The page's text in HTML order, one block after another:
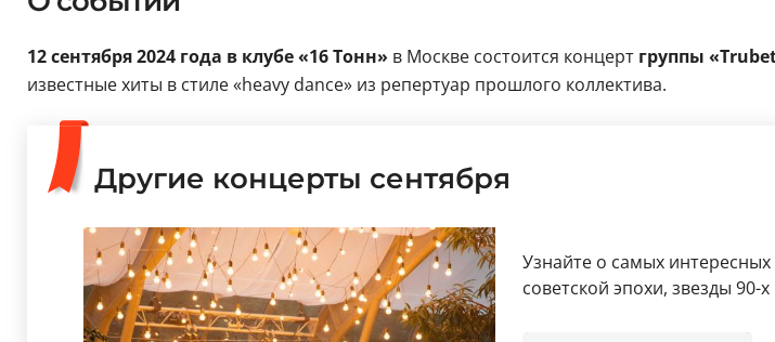
12 сентября 2024 года в клубе «16 Тонн» в Москве состоится концертгруппы
известные хиты в стиле «heavy dance» из репертуар прошлого коллектива.
Другие концерты сентября
Узнайте о самых
советской эпохи, звезды